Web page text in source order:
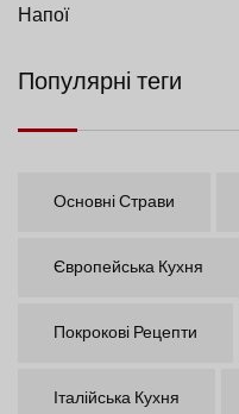
Напої
Популярні теги
Основні Страви
Європейська Кухня
Покрокові Рецепти
Італійська Кухня